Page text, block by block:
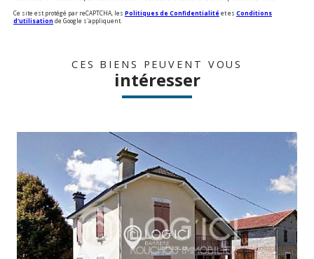
Ce site est protégé par reCAPTCHA, les Politiques de Confidentialité et es Conditions
d'utilisation de Google s'appliquent.
CES BIENS PEUVENT VOUS
intéresser
voir le bien